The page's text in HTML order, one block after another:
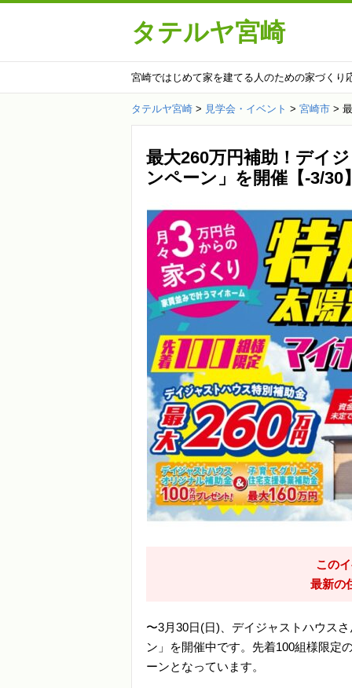
タテルヤ宮崎
宮崎ではじめて家を建てる人のための家づくり
タテルヤ宮崎 > 見学会・イベント > 宮崎市 >
最大260万円補助！デイ
ンペーン」を開催【-3/30
この
最新の
〜3月30日(日)、デイジャストハウス
ン」を開催中です。先着100組様限定
ーンとなっています。